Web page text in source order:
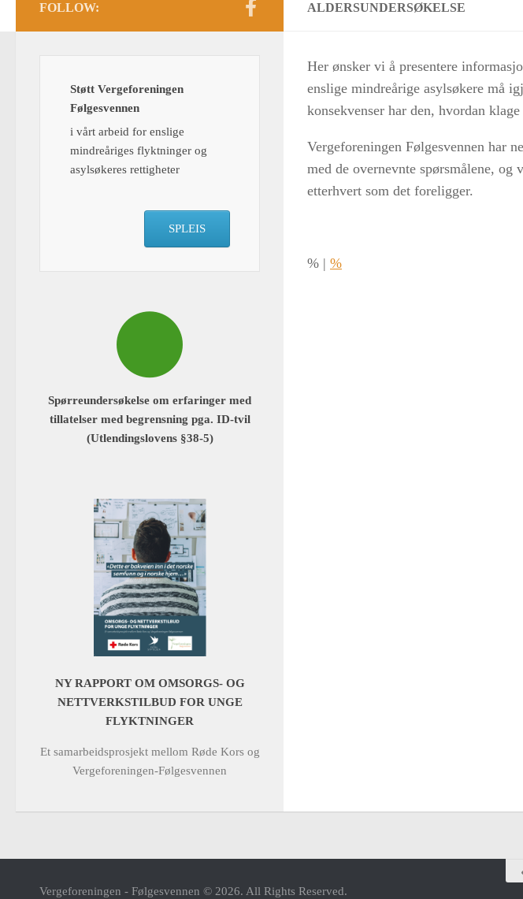
ALDERSUNDERSØKELSE
Her ønsker vi å presentere
enslige mindreårige asylsøkere må
konsekvenser har den, hvordan
Vergeforeningen Følgesvennen har
med de overnevnte spørsmålene,
etterhvert som det foreligger.
% | %
FOLLOW:
Støtt Vergeforeningen
Følgesvennen
i vårt arbeid for enslige
mindreåriges flyktninger og
asylsøkeres rettigheter
SPLEIS
Spørreundersøkelse om erfaringer med
tillatelser med begrensning pga. ID-tvil
(Utlendingslovens §38-5)
NY RAPPORT OM OMSORGS- OG
NETTVERKSTILBUD FOR UNGE
FLYKTNINGER
Et samarbeidsprosjekt mellom Røde Kors og
Vergeforeningen-Følgesvennen
Vergeforeningen - Følgesvennen © 2026. All Rights Reserved.